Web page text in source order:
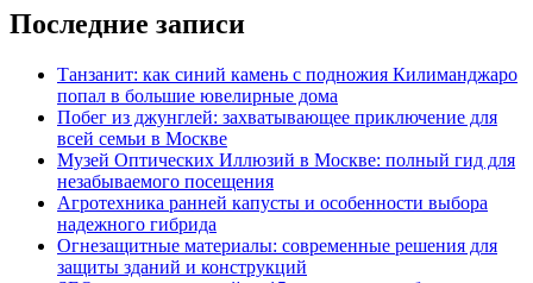
Последние записи
Танзанит: как синий камень с подножия Килиманджаро
попал в большие ювелирные дома
Побег из джунглей: захватывающее приключение для
всей семьи в Москве
Музей Оптических Иллюзий в Москве: полный гид для
незабываемого посещения
Агротехника ранней капусты и особенности выбора
надежного гибрида
Огнезащитные материалы: современные решения для
защиты зданий и конструкций